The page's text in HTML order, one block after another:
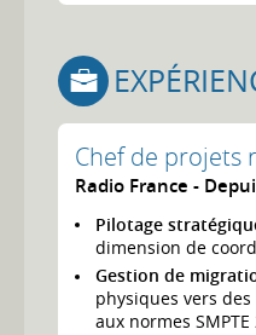
Chef de projets
Radio France
Pilotage
dimension de
Gestion de
physiques vers
aux normes